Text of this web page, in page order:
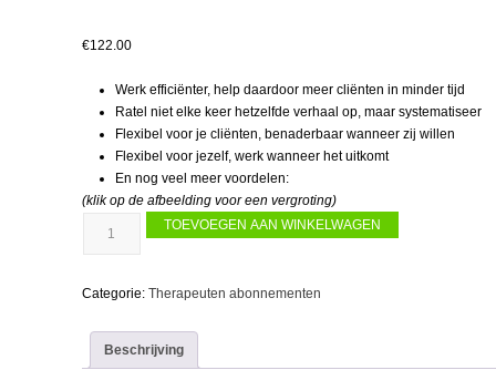
€122.00
Werk efficiënter, help daardoor meer cliënten in minder tijd
Ratel niet elke keer hetzelfde verhaal op, maar systematiseer
Flexibel voor je cliënten, benaderbaar wanneer zij willen
Flexibel voor jezelf, werk wanneer het uitkomt
En nog veel meer voordelen:
(klik op de afbeelding voor een vergroting)
TOEVOEGEN AAN WINKELWAGEN
Categorie: Therapeuten abonnementen
Beschrijving